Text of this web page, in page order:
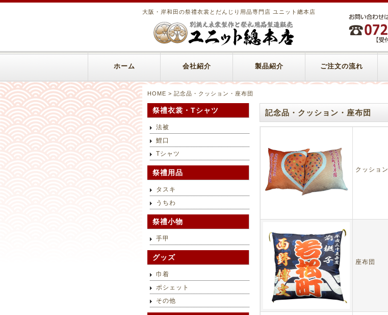
大阪・岸和田の祭禮衣裳とだんじり用品専門店 ユニット總本店
ホーム 会社紹介 製品紹介 ご注文の流れ
HOME > 記念品・クッション・座布団
記念品・クッション・座布団
クッション
座布団
祭禮衣裳・Tシャツ
法被
鯉口
Tシャツ
祭禮用品
タスキ
うちわ
祭禮小物
手甲
グッズ
巾着
ポシェット
その他